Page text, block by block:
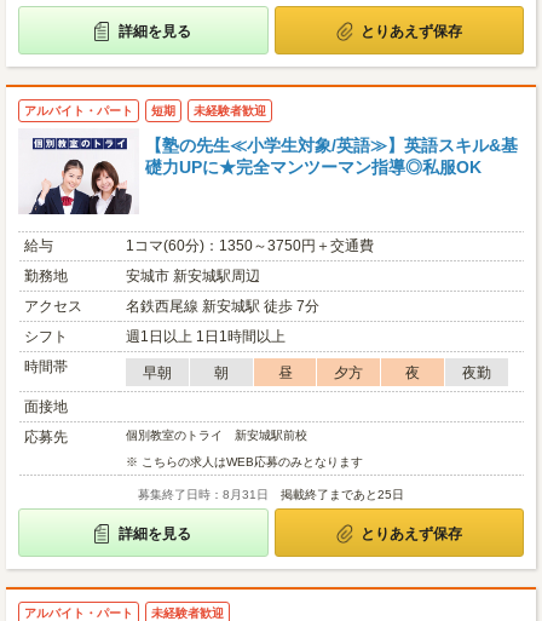
詳細を見る とりあえず保存
アルバイト・パート 短期 未経験者歓迎
【塾の先生≪小学生対象/英語≫】英語スキル&基
礎力UPに★完全マンツーマン指導◎私服OK
給与
1コマ(60分)：1350～3750円＋交通費
勤務地
安城市 新安城駅周辺
アクセス
名鉄西尾線 新安城駅 徒歩 7分
シフト
週1日以上 1日1時間以上
時間帯
早朝 朝 昼 夕方 夜
夜勤
面接地
応募先
個別教室のトライ 新安城駅前校
※ こちらの求人はWEB応募のみとなります
募集終了日時：8月31日 掲載終了まであと25日
詳細を見る とりあえず保存
アルバイト・パート 未経験者歓迎